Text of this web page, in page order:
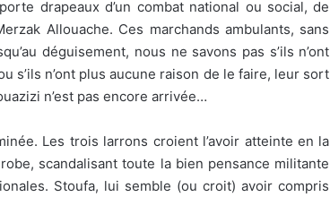
drapeaux d’un combat national ou social, de
Allouache. Ces marchands ambulants, sans
déguisement, nous ne savons pas s’ils n’ont
s’ils n’ont plus aucune raison de le faire, leur sort
n’est pas encore arrivée…
Les trois larrons croient l’avoir atteinte en la
scandalisant toute la bien pensance militante
Stoufa, lui semble (ou croit) avoir compris